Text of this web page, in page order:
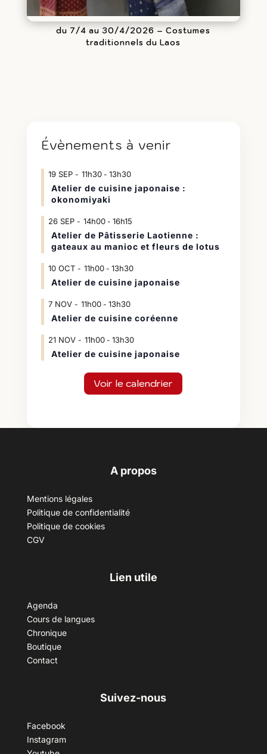
du 7/4 au 30/4/2026 – Costumes
traditionnels du Laos
Évènements à venir
19 SEP 11h30- 13h30
Atelier de cuisine japonaise :
okonomiyaki
26 SEP 14h00- 16h15
Atelier de Pâtisserie Laotienne :
gateaux au manioc et fleurs de lotus
10 OCT 11h00- 13h30
Atelier de cuisine japonaise
7 NOV 11h00- 13h30
Atelier de cuisine coréenne
21 NOV 11h00- 13h30
Atelier de cuisine japonaise
Voir le calendrier
A propos
Mentions légales
Politique de confidentialité
Politique de cookies
CGV
Lien utile
Agenda
Cours de langues
Chronique
Boutique
Contact
Suivez-nous
Facebook
Instagram